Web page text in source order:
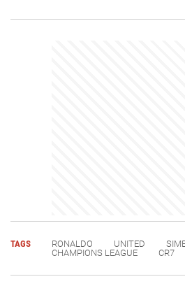
TAGS RONALDO UNITED
CHAMPIONS LEAGUE
CR7